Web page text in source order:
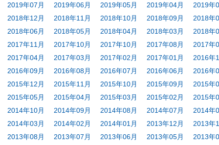
2019年07月
2019年06月 2019年05月 2019年04月
2019年
2018年12月
2018年11月 2018年10月 2018年09月
2018年
2018年06月
2018年05月 2018年04月 2018年03月
2018年
2017年11月
2017年10月 2017年10月 2017年08月
2017年
2017年04月
2017年03月 2017年02月 2017年01月
2016年
2016年09月
2016年08月 2016年07月 2016年06月
2016年
2015年12月
2015年11月 2015年10月 2015年09月
2015年
2015年05月
2015年04月 2015年03月 2015年02月
2015年
2014年10月
2014年09月 2014年08月 2014年07月
2014年
2014年03月
2014年02月 2014年01月 2013年12月
2013年
2013年08月
2013年07月 2013年06月 2013年05月
2013年